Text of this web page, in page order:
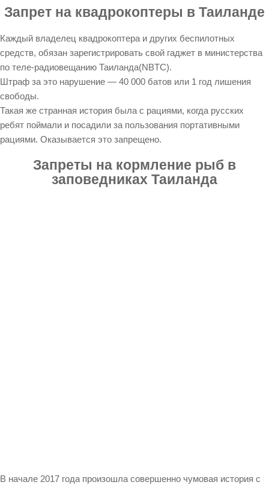
Запрет на квадрокоптеры в Таиланде
Каждый владелец квадрокоптера и других беспилотных
средств, обязан зарегистрировать свой гаджет в министерства
по теле-радиовещанию Таиланда(NBTC).
Штраф за это нарушение — 40 000 батов или 1 год лишения
свободы.
Такая же странная история была с рациями, когда русских
ребят поймали и посадили за пользования портативными
рациями. Оказывается это запрещено.
Запреты на кормление рыб в
заповедниках Таиланда
В начале 2017 года произошла совершенно чумовая история с